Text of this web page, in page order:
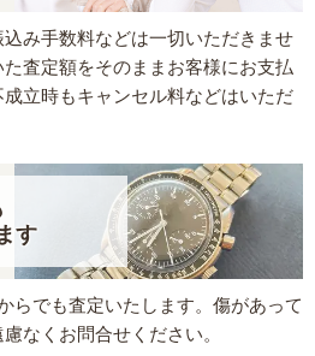
み手数料などは一切いただきませ
査定額をそのままお客様にお支払
立時もキャンセル料などはいただ
す
らでも査定いたします。傷があって
なくお問合せください。